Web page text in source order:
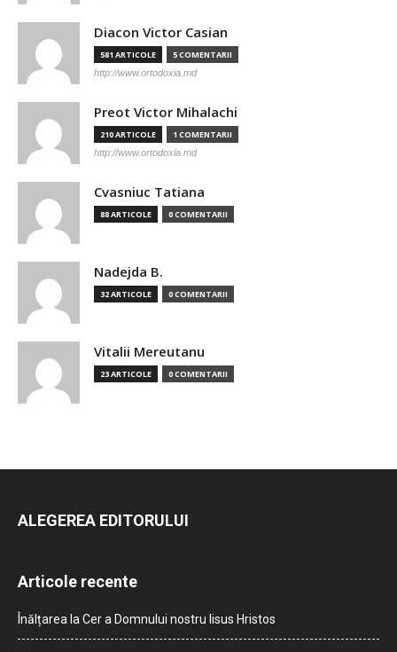
Diacon Victor Casian
581 ARTICOLE 5 COMENTARII
http://www.ortodoxia.md
Preot Victor Mihalachi
210 ARTICOLE 1 COMENTARII
http://www.ortodoxia.md
Cvasniuc Tatiana
88 ARTICOLE 0 COMENTARII
Nadejda B.
32 ARTICOLE 0 COMENTARII
Vitalii Mereutanu
23 ARTICOLE 0 COMENTARII
ALEGEREA EDITORULUI
Articole recente
Înălțarea la Cer a Domnului nostru Iisus Hristos